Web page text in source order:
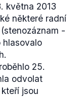
května 2013
některé radní
(stenozáznam -
hlasovalo
25.
odvolat
jsou